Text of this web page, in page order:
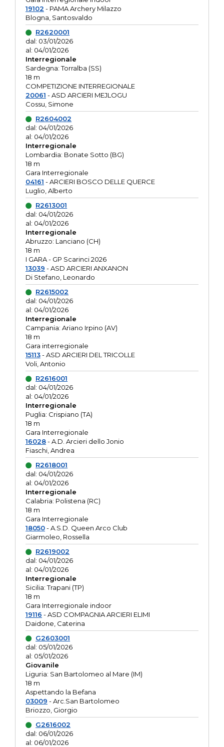
19102 - PAMA Archery Milazzo
Blogna, Santosvaldo
R2620001
dal: 03/01/2026
al: 04/01/2026
Interregionale
Sardegna: Torralba (SS)
18 m
COMPETIZIONE INTERREGIONALE
20061 - ASD ARCIERI MEJLOGU
Cossu, Simone
R2604002
dal: 04/01/2026
al: 04/01/2026
Interregionale
Lombardia: Bonate Sotto (BG)
18 m
Gara Interregionale
04161 - ARCIERI BOSCO DELLE QUERCE
Luglio, Alberto
R2613001
dal: 04/01/2026
al: 04/01/2026
Interregionale
Abruzzo: Lanciano (CH)
18 m
I GARA - GP Scarinci 2026
13039 - ASD ARCIERI ANXANON
Di Stefano, Leonardo
R2615002
dal: 04/01/2026
al: 04/01/2026
Interregionale
Campania: Ariano Irpino (AV)
18 m
Gara interregionale
15113- ASD ARCIERI DEL TRICOLLE
Voli, Antonio
R2616001
dal: 04/01/2026
al: 04/01/2026
Interregionale
Puglia: Crispiano (TA)
18 m
Gara Interregionale
16028- A.D. Arcieri dello Jonio
Fiaschi, Andrea
R2618001
dal: 04/01/2026
al: 04/01/2026
Interregionale
Calabria: Polistena (RC)
18 m
Gara Interregionale
18050- A.S.D. Queen Arco Club
Giarmoleo, Rossella
R2619002
dal: 04/01/2026
al: 04/01/2026
Interregionale
Sicilia: Trapani (TP)
18 m
Gara Interregionale indoor
19116 - ASD COMPAGNIA ARCIERI ELIMI
Daidone, Caterina
G2603001
dal: 05/01/2026
al: 05/01/2026
Giovanile
Liguria: San Bartolomeo al Mare (IM)
18 m
Aspettando la Befana
03009 - Arc.San Bartolomeo
Briozzo, Giorgio
G2616002
dal: 06/01/2026
al: 06/01/2026